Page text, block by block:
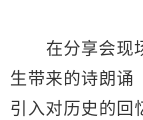
在分享会现
生带来的诗朗诵
引入对历史的回